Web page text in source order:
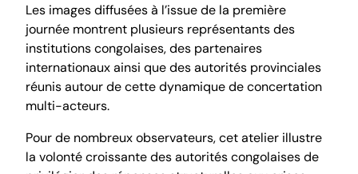
Les images diffusées à l’issue de la première
journée montrent plusieurs représentants des
institutions congolaises, des partenaires
internationaux ainsi que des autorités provinciales
réunis autour de cette dynamique de concertation
multi-acteurs.
Pour de nombreux observateurs, cet atelier illustre
la volonté croissante des autorités congolaises de